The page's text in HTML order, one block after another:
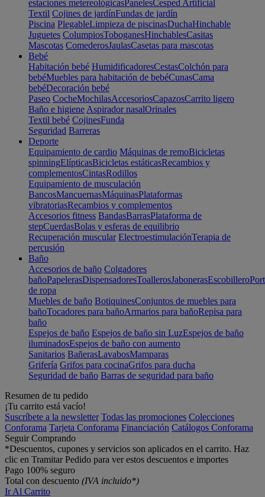
estaciones metereológicasPanelesCesped Artificial
Textil Cojines de jardínFundas de jardín
Piscina PlegableLimpieza de piscinasDuchaHinchable
Juguetes ColumpiosToboganesHinchablesCasitas
Mascotas ComederosJaulasCasetas para mascotas
Bebé
Habitación bebé HumidificadoresCestasColchón para
bebéMuebles para habitación de bebéCunasCama
bebéDecoración bebé
Paseo CocheMochilasAccesoriosCapazosCarrito ligero
Baño e higiene Aspirador nasalOrinales
Textil bebé CojinesFunda
Seguridad Barreras
Deporte
Equipamiento de cardio Máquinas de remoBicicletas
spinningElípticasBicicletas estáticasRecambios y
complementosCintasRodillos
Equipamiento de musculación
BancosMancuernasMáquinasPlataformas
vibratoriasRecambios y complementos
Accesorios fitness BandasBarrasPlataforma de
stepCuerdasBolas y esferas de equilibrio
Recuperación muscular ElectroestimulaciónTerapia de
percusión
Baño
Accesorios de baño Colgadores
bañoPapelerasDispensadoresToallerosJabonerasEscobillero
de ropa
Muebles de baño BotiquinesConjuntos de muebles para
bañoTocadores para bañoArmarios para bañoRepisa para
baño
Espejos de baño Espejos de baño sin LuzEspejos de baño
iluminadosEspejos de baño con aumento
Sanitarios BañerasLavabosMamparas
Grifería Grifos para cocinaGrifos para ducha
Seguridad de baño Barras de seguridad para baño
Resumen de tu pedido
¡Tu carrito está vacío!
Suscríbete a la newsletter Todas las promociones Colecciones
Conforama Tarjeta Conforama Financiación Catálogos Conforama
Seguir Comprando
*Descuentos, cupones y servicios son aplicados en el carrito. Haz
clic en Tramitar Pedido para ver estos descuentos e importes
Pago 100% seguro
Total con descuento (IVA incluido*)
Ir Al Carrito